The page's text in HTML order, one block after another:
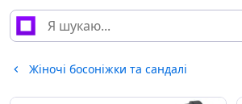
Жіночі босоніжки та сандалі